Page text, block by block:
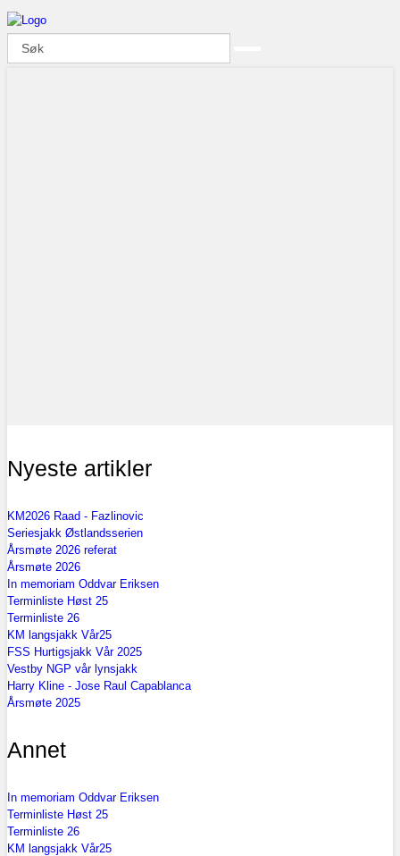
Nyeste artikler
KM2026 Raad - Fazlinovic
Seriesjakk Østlandsserien
Årsmøte 2026 referat
Årsmøte 2026
In memoriam Oddvar Eriksen
Terminliste Høst 25
Terminliste 26
KM langsjakk Vår25
FSS Hurtigsjakk Vår 2025
Vestby NGP vår lynsjakk
Harry Kline - Jose Raul Capablanca
Årsmøte 2025
Annet
In memoriam Oddvar Eriksen
Terminliste Høst 25
Terminliste 26
KM langsjakk Vår25